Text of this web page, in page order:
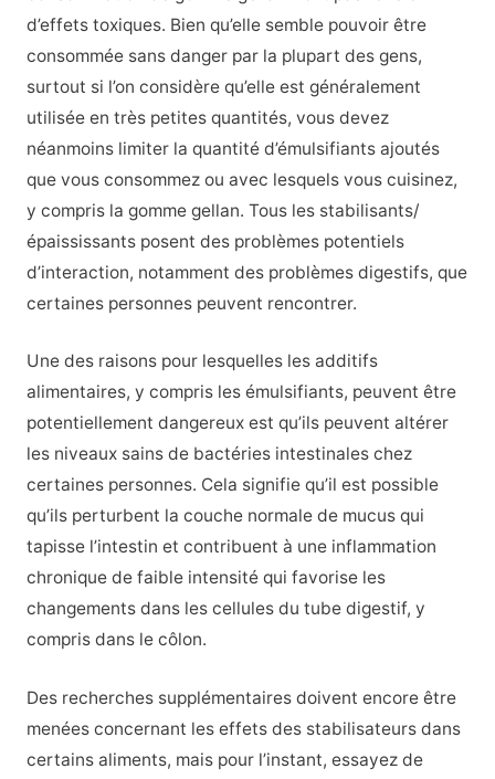
d’effets toxiques. Bien qu’elle semble pouvoir être
consommée sans danger par la plupart des gens,
surtout si l’on considère qu’elle est généralement
utilisée en très petites quantités, vous devez
néanmoins limiter la quantité d’émulsifiants ajoutés
que vous consommez ou avec lesquels vous cuisinez,
y compris la gomme gellan. Tous les stabilisants/
épaississants posent des problèmes potentiels
d’interaction, notamment des problèmes digestifs, que
certaines personnes peuvent rencontrer.
Une des raisons pour lesquelles les additifs
alimentaires, y compris les émulsifiants, peuvent être
potentiellement dangereux est qu’ils peuvent altérer
les niveaux sains de bactéries intestinales chez
certaines personnes. Cela signifie qu’il est possible
qu’ils perturbent la couche normale de mucus qui
tapisse l’intestin et contribuent à une inflammation
chronique de faible intensité qui favorise les
changements dans les cellules du tube digestif, y
compris dans le côlon.
Des recherches supplémentaires doivent encore être
menées concernant les effets des stabilisateurs dans
certains aliments, mais pour l’instant, essayez de